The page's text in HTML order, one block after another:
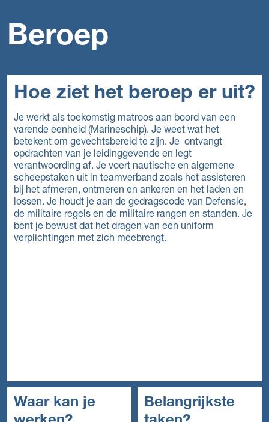
Beroep
Hoe ziet het beroep er uit?
Je werkt als toekomstig matroos aan boord van een
varende eenheid (Marineschip). Je weet wat het
betekent om gevechtsbereid te zijn. Je ontvangt
opdrachten van je leidinggevende en legt
verantwoording af. Je voert nautische en algemene
scheepstaken uit in teamverband zoals het assisteren
bij het afmeren, ontmeren en ankeren en het laden en
lossen. Je houdt je aan de gedragscode van Defensie,
de militaire regels en de militaire rangen en standen. Je
bent je bewust dat het dragen van een uniform
verplichtingen met zich meebrengt.
Waar kan je
Belangrijkste